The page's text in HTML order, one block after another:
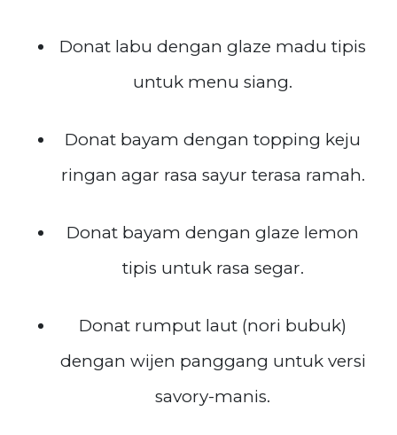
Donat labu dengan glaze madu tipis
untuk menu siang.
Donat bayam dengan topping keju
ringan agar rasa sayur terasa ramah.
Donat bayam dengan glaze lemon
tipis untuk rasa segar.
Donat rumput laut (nori bubuk)
dengan wijen panggang untuk versi
savory-manis.